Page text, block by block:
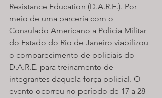
Resistance Education (D.A.R.E.). Por
meio de uma parceria com o
Consulado Americano a Polícia Militar
do Estado do Rio de Janeiro viabilizou
o comparecimento de policiais do
D.A.R.E. para treinamento de
integrantes daquela força policial. O
evento ocorreu no período de 17 a 28